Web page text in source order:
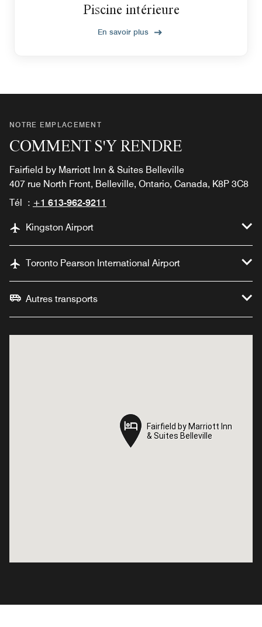
Piscine intérieure
En savoir plus
NOTRE EMPLACEMENT
COMMENT S'Y RENDRE
Fairfield by Marriott Inn & Suites Belleville
407 rue North Front, Belleville, Ontario, Canada, K8P 3C8
Tél : +1 613-962-9211
Kingston Airport
Toronto Pearson International Airport
Autres transports
Fairfield by Marriott Inn
& Suites Belleville
Fairfield by Marriott Inn
& Suites Belleville